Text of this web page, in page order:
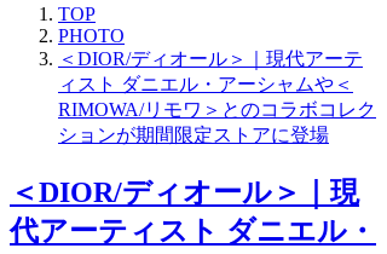
TOP
PHOTO
＜DIOR/ディオール＞｜現代アーテ
ィスト ダニエル・アーシャムや＜
RIMOWA/リモワ＞とのコラボコレク
ションが期間限定ストアに登場
＜DIOR/ディオール＞｜現
代アーティスト ダニエル・